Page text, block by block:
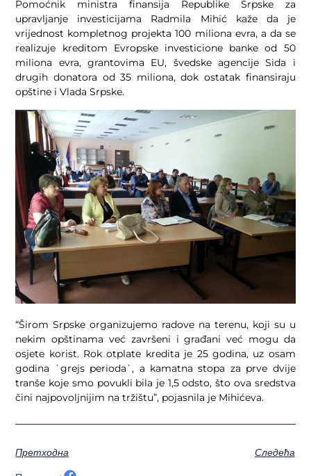
Pomoćnik ministra finansija Republike Srpske za
upravljanje investicijama Radmila Mihić kaže da je
vrijednost kompletnog projekta 100 miliona evra, a da se
realizuje kreditom Evropske investicione banke od 50
miliona evra, grantovima EU, švedske agencije Sida i
drugih donatora od 35 miliona, dok ostatak finansiraju
opštine i Vlada Srpske.
“Širom Srpske organizujemo radove na terenu, koji su u
nekim opštinama već završeni i građani već mogu da
osjete korist. Rok otplate kredita je 25 godina, uz osam
godina `grejs perioda`, a kamatna stopa za prve dvije
tranše koje smo povukli bila je 1,5 odsto, što ova sredstva
čini najpovoljnijim na tržištu”, pojasnila je Mihićeva.
Претходна
Следећа